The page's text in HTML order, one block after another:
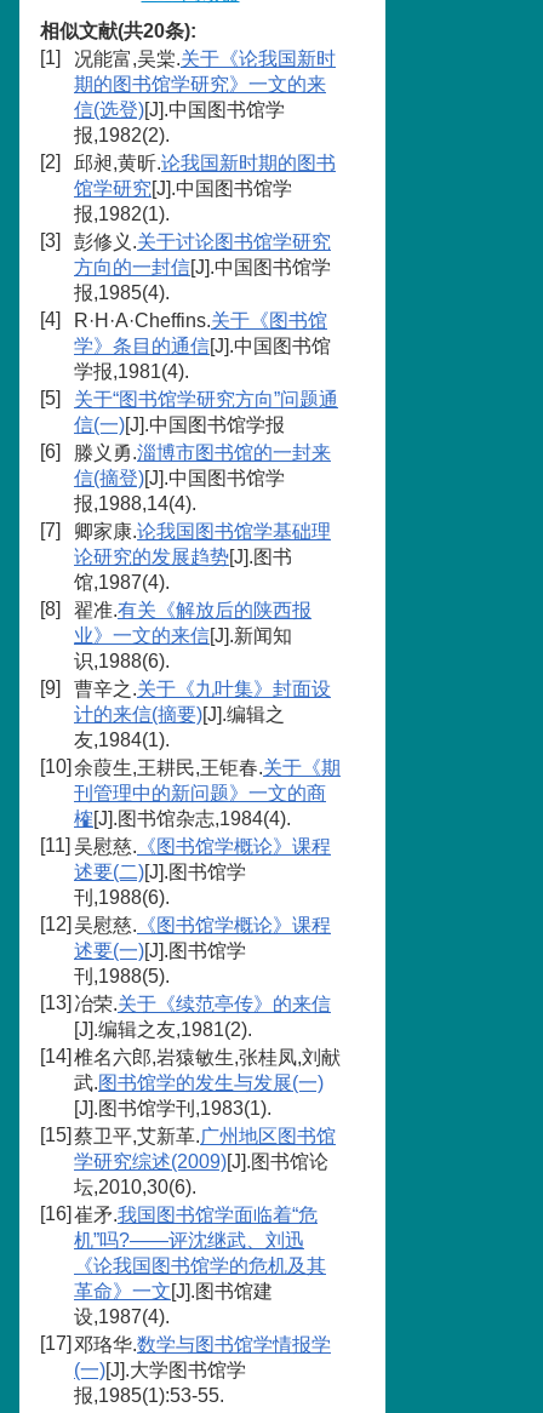
相似文献(共20条):
[1]
况能富,吴棠.关于《论我国新时
期的图书馆学研究》一文的来
信(选登)[J].中国图书馆学
报,1982(2).
[2]
邱昶,黄昕.论我国新时期的图书
馆学研究[J].中国图书馆学
报,1982(1).
[3]
彭修义.关于讨论图书馆学研究
方向的一封信[J].中国图书馆学
报,1985(4).
[4]
R·H·A·Cheffins.关于《图书馆
学》条目的通信[J].中国图书馆
学报,1981(4).
[5]
关于“图书馆学研究方向”问题通
信(一)[J].中国图书馆学报
[6]
滕义勇.淄博市图书馆的一封来
信(摘登)[J].中国图书馆学
报,1988,14(4).
[7]
卿家康.论我国图书馆学基础理
论研究的发展趋势[J].图书
馆,1987(4).
[8]
翟准.有关《解放后的陕西报
业》一文的来信[J].新闻知
识,1988(6).
[9]
曹辛之.关于《九叶集》封面设
计的来信(摘要)[J].编辑之
友,1984(1).
[10] 余葭生,王耕民,王钜春.关于《期
刊管理中的新问题》一文的商
榷[J].图书馆杂志,1984(4).
[11] 吴慰慈. 《图书馆学概论》课程
述要(二)[J].图书馆学
刊,1988(6).
[12] 吴慰慈. 《图书馆学概论》课程
述要(一)[J].图书馆学
刊,1988(5).
[13] 冶荣.关于《续范亭传》的来信
[J].编辑之友,1981(2).
[14] 椎名六郎,岩猿敏生,张桂凤,刘献
武.图书馆学的发生与发展(一)
[J].图书馆学刊,1983(1).
[15] 蔡卫平,艾新革.广州地区图书馆
学研究综述(2009)[J].图书馆论
坛,2010,30(6).
[16] 崔矛.我国图书馆学面临着“危
机”吗?——评沈继武、刘迅
《论我国图书馆学的危机及其
革命》一文[J].图书馆建
设,1987(4).
[17] 邓珞华.数学与图书馆学情报学
(一)[J].大学图书馆学
报,1985(1):53-55.